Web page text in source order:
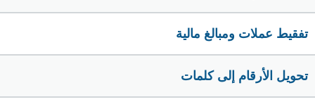
تفقيط عملات ومبالغ مالية
تحويل الأرقام إلى كلمات